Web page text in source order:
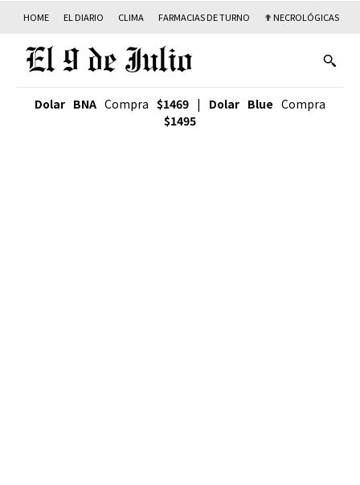
HOME EL DIARIO CLIMA FARMACIAS DE TURNO ✟ NECROLÓGICAS
Dolar BNA Compra $1469 | Dolar Blue Compra
$1495